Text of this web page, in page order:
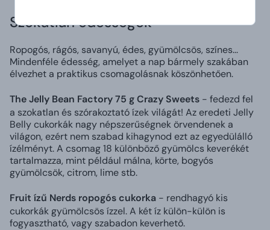
Szokatlan édességek
Ropogós, rágós, savanyú, édes, gyümölcsös, színes...
Mindenféle édesség, amelyet a nap bármely szakában
élvezhet a praktikus csomagolásnak köszönhetően.
The Jelly Bean Factory 75 g Crazy Sweets - fedezd fel
a szokatlan és szórakoztató ízek világát! Az eredeti Jelly
Belly cukorkák nagy népszerűségnek örvendenek a
világon, ezért nem szabad kihagynod ezt az egyedülálló
ízélményt. A csomag 18 különböző gyümölcs keverékét
tartalmazza, mint például málna, körte, bogyós
gyümölcsök, citrom, lime stb.
Fruit ízű Nerds ropogós cukorka - rendhagyó kis
cukorkák gyümölcsös ízzel. A két íz külön-külön is
fogyasztható, vagy szabadon keverhető.